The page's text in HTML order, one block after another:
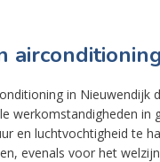
airconditioning
in Nieuwendijk
werkomstandigheden
en luchtvochtigheid te
evenals voor het